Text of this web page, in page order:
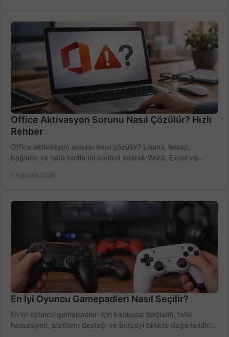
Office Aktivasyon Sorunu Nasıl Çözülür? Hızlı
Rehber
Office aktivasyon sorunu nasıl çözülür? Lisans, hesap,
bağlantı ve hata kodlarını kontrol ederek Word, Excel ve
1 Ağustos 2026
En İyi Oyuncu Gamepadleri Nasıl Seçilir?
En iyi oyuncu gamepadleri için kablosuz bağlantı, tetik
hassasiyeti, platform desteği ve bütçeyi birlikte değerlendirin;